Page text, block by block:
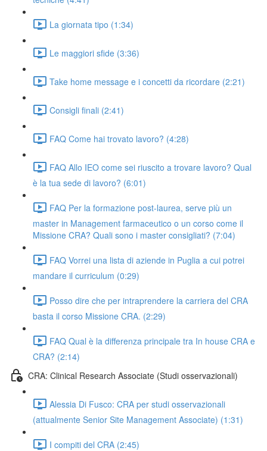
La giornata tipo (1:34)
Le maggiori sfide (3:36)
Take home message e i concetti da ricordare (2:21)
Consigli finali (2:41)
FAQ Come hai trovato lavoro? (4:28)
FAQ Allo IEO come sei riuscito a trovare lavoro? Qual
è la tua sede di lavoro? (6:01)
FAQ Per la formazione post-laurea, serve più un
master in Management farmaceutico o un corso come il
Missione CRA? Quali sono i master consigliati? (7:04)
FAQ Vorrei una lista di aziende in Puglia a cui potrei
mandare il curriculum (0:29)
Posso dire che per intraprendere la carriera del CRA
basta il corso Missione CRA. (2:29)
FAQ Qual è la differenza principale tra In house CRA e
CRA? (2:14)
CRA: Clinical Research Associate (Studi osservazionali)
Alessia Di Fusco: CRA per studi osservazionali
(attualmente Senior Site Management Associate) (1:31)
I compiti del CRA (2:45)